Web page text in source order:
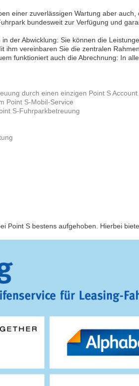
einer zuverlässigen Wartung aber
bundesweit zur Verfügung und
der Abwicklung: Sie können die
ihm vereinbaren Sie die zentralen
funktioniert auch die Abrechnung: In
durch einen einzigen Point S
Point S-Mobil-Service
S-Fuhrparkbetreuung
Point S bestens aufgehoben. Hierbei